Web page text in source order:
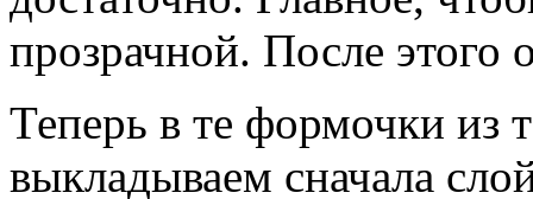
прозрачной. После этого
Теперь в те формочки из
выкладываем сначала